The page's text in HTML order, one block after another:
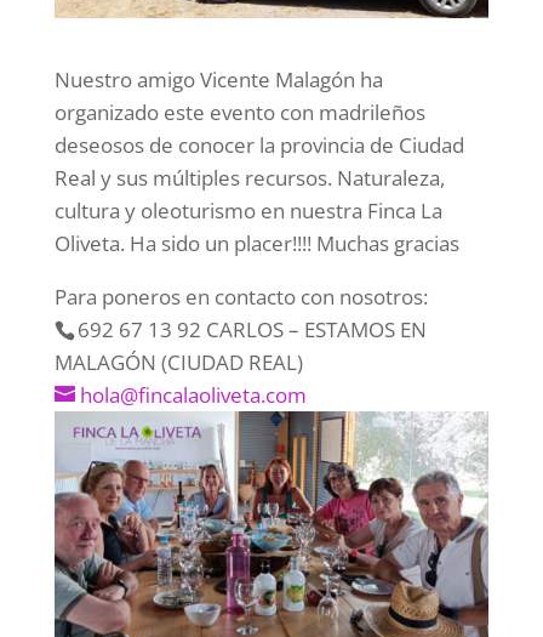
Nuestro amigo Vicente Malagón ha
organizado este evento con madrileños
deseosos de conocer la provincia de Ciudad
Real y sus múltiples recursos. Naturaleza,
cultura y oleoturismo en nuestra Finca La
Oliveta. Ha sido un placer!!!! Muchas gracias
Para poneros en contacto con nosotros:
692 67 13 92 CARLOS – ESTAMOS EN
MALAGÓN (CIUDAD REAL)
hola@fincalaoliveta.com